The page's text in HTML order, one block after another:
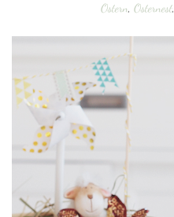
Ostern, Osternest,